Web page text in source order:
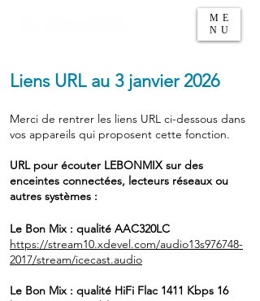
ME
NU
Liens URL au 3 janvier 2026
Merci de rentrer les liens URL ci-dessous dans
vos appareils qui proposent cette fonction.
URL pour écouter LEBONMIX sur des
enceintes connectées, lecteurs réseaux ou
autres systèmes :
Le Bon Mix : qualité AAC320LC
https://stream10.xdevel.com/audio13s976748-
2017/stream/icecast.audio
Le Bon Mix : qualité HiFi Flac 1411 Kbps 16